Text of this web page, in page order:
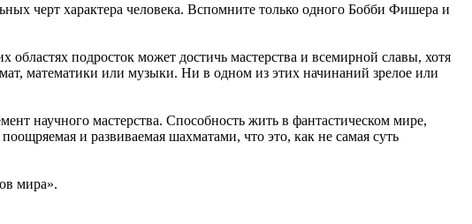
черт характера человека. Вспомните только одного Бобби Фишера и
областях подросток может достичь мастерства и всемирной славы, хотя
математики или музыки. Ни в одном из этих начинаний зрелое или
научного мастерства. Способность жить в фантастическом мире,
и развиваемая шахматами, что это, как не самая суть
мира».